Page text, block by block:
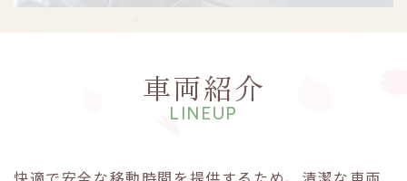
車両紹介
LINEUP